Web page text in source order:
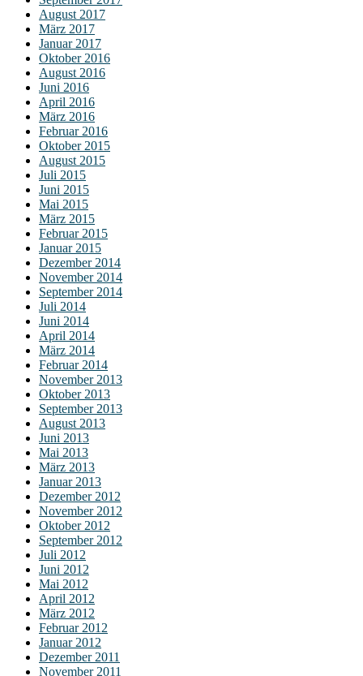
August 2017
März 2017
Januar 2017
Oktober 2016
August 2016
Juni 2016
April 2016
März 2016
Februar 2016
Oktober 2015
August 2015
Juli 2015
Juni 2015
Mai 2015
März 2015
Februar 2015
Januar 2015
Dezember 2014
November 2014
September 2014
Juli 2014
Juni 2014
April 2014
März 2014
Februar 2014
November 2013
Oktober 2013
September 2013
August 2013
Juni 2013
Mai 2013
März 2013
Januar 2013
Dezember 2012
November 2012
Oktober 2012
September 2012
Juli 2012
Juni 2012
Mai 2012
April 2012
März 2012
Februar 2012
Januar 2012
Dezember 2011
November 2011